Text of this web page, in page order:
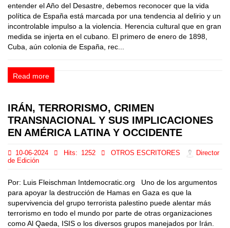
entender el Año del Desastre, debemos reconocer que la vida
política de España está marcada por una tendencia al delirio y un
incontrolable impulso a la violencia. Herencia cultural que en gran
medida se injerta en el cubano. El primero de enero de 1898,
Cuba, aún colonia de España, rec...
Read more
IRÁN, TERRORISMO, CRIMEN
TRANSNACIONAL Y SUS IMPLICACIONES
EN AMÉRICA LATINA Y OCCIDENTE
10-06-2024 Hits: 1252 OTROS ESCRITORES
Director
de Edición
Por: Luis Fleischman Intdemocratic.org Uno de los argumentos
para apoyar la destrucción de Hamas en Gaza es que la
supervivencia del grupo terrorista palestino puede alentar más
terrorismo en todo el mundo por parte de otras organizaciones
como Al Qaeda, ISIS o los diversos grupos manejados por Irán.